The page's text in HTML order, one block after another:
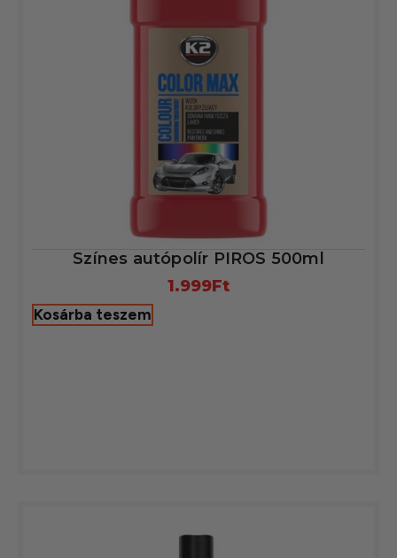
Színes autópolír PIROS 500ml
1.999Ft
Kosárba teszem